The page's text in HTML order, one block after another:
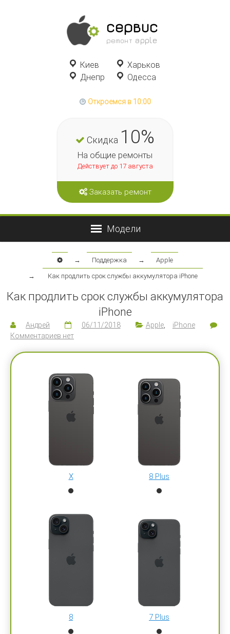
сервис
ремонт apple
Киев
Харьков
Днепр
Одесса
Откроемся в 10:00
Скидка 10%
На общие ремонты
Действует до 17 августа
Заказать ремонт
→ Поддержка →
Apple
→
Как продлить срок службы аккумулятора iPhone
Как продлить срок службы аккумулятора
iPhone
Андрей 06/11/2018 Apple, iPhone
Комментариев нет
X 8 Plus
8 7 Plus